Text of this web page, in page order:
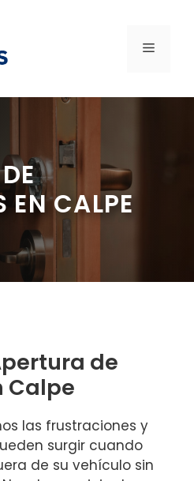
MENÚ
EN CALPE
de
Calpe
las frustraciones y
surgir cuando
de su vehículo sin